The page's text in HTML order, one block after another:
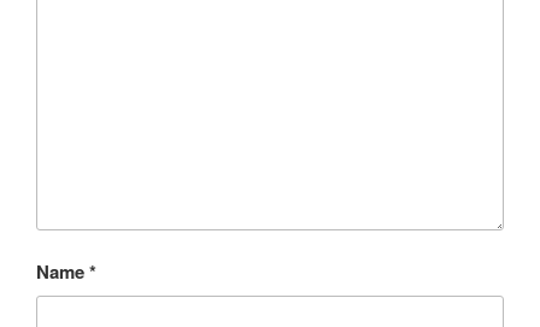
Name*